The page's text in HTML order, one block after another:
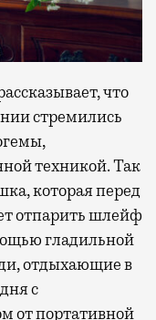
что
стремились
техникой. Так
которая перед
отпарить шлейф
гладильной
отдыхающие в
с
от портативной